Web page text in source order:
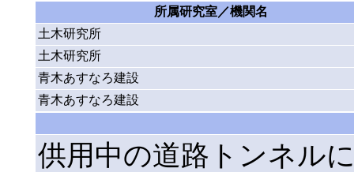
所属研究室／機関名
土木研究所
土木研究所
青木あすなろ建設
青木あすなろ建設
供用中の道路トンネル